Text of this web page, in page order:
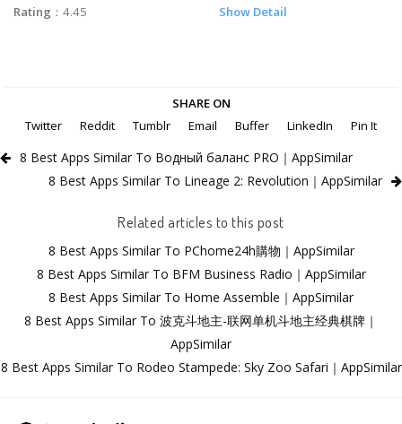
Rating ：4.45 Show Detail
SHARE ON
Twitter
Reddit Tumblr Email Buffer LinkedIn Pin It
8 Best Apps Similar To Водный баланс PRO｜AppSimilar
8 Best Apps Similar To Lineage 2: Revolution｜AppSimilar
Related articles to this post
8 Best Apps Similar To PChome24h購物｜AppSimilar
8 Best Apps Similar To BFM Business Radio｜AppSimilar
8 Best Apps Similar To Home Assemble｜AppSimilar
8 Best Apps Similar To 波克斗地主-联网单机斗地主经典棋牌｜
AppSimilar
8 Best Apps Similar To Rodeo Stampede: Sky Zoo Safari｜AppSimilar